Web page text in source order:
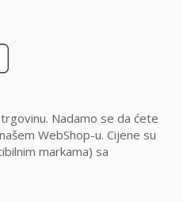
Nadamo se da ćete
WebShop-u. Cijene su
markama) sa